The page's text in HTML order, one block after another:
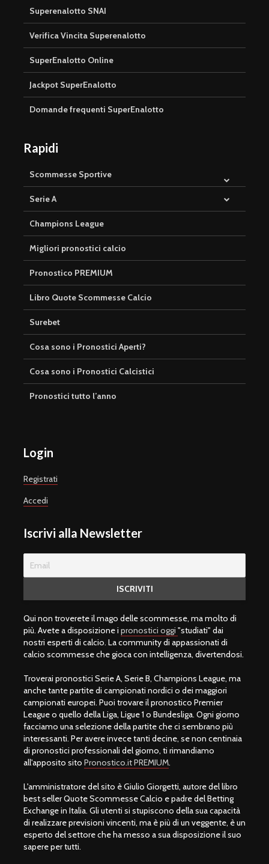
Superenalotto SNAI
Verifica Vincita Superenalotto
SuperEnalotto Online
Jackpot SuperEnalotto
Domande frequenti SuperEnalotto
Rapidi
Scommesse Sportive
Serie A
Champions League
Migliori pronostici calcio
Pronostico PREMIUM
Libro Quote Scommesse Calcio
Surebet
Cosa sono i Pronostici Aperti?
Cosa sono i Pronostici Calcistici
Pronostici tutto l’anno
Login
Registrati
Accedi
Iscrivi alla Newsletter
Qui non troverete il mago delle scommesse, ma molto di
più. Avete a disposizione i pronostici oggi "studiati" dai
nostri esperti di calcio. La community di appassionati di
calcio scommesse che gioca con intelligenza, divertendosi.
Troverai pronostici Serie A, Serie B, Champions League, ma
anche tante partite di campionati nordici o dei maggiori
campionati europei. Puoi trovare il pronostico Premier
League o quello della Liga, Ligue 1 o Bundesliga. Ogni giorno
facciamo una selezione della partite che ci sembrano più
interessanti. Per avere invece tanti decine, se non centinaia
di pronostici professionali del giorno, ti rimandiamo
all'apposito sito Pronostico.it PREMIUM.
L'amministratore del sito è Giulio Giorgetti, autore del libro
best seller Quote Scommesse Calcio e padre del Betting
Exchange in Italia. Gli utenti si stupiscono della sua capacità
di realizzare previsioni vincenti, ma è più di un veggente, è un
esperto del settore che ha messo a sua disposizione il suo
sapere per tutti.